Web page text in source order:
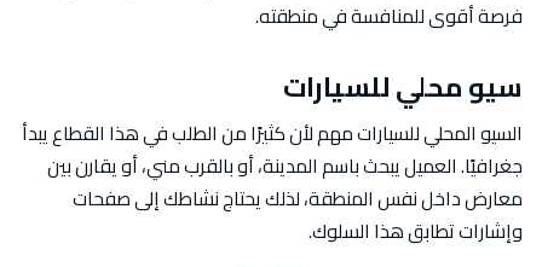
فرصة أقوى للمنافسة في منطقته.
سيو محلي للسيارات
السيو المحلي للسيارات مهم لأن كثيرًا من الطلب في هذا القطاع يبدأ
جغرافيًا. العميل يبحث باسم المدينة، أو بالقرب مني، أو يقارن بين
معارض داخل نفس المنطقة، لذلك يحتاج نشاطك إلى صفحات
وإشارات تطابق هذا السلوك.